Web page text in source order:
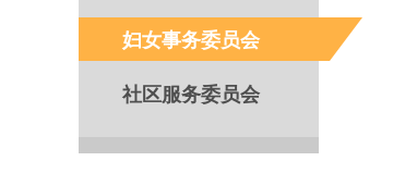
妇女事务委员会
社区服务委员会